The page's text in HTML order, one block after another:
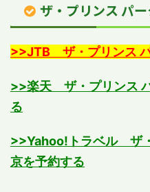
ザ・プリンス パ
>>JTB ザ・プリンス
>>楽天 ザ・プリンス
る
>>Yahoo!トラベル ザ
京を予約する